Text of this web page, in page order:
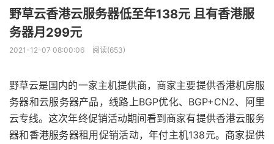
野草云香港云服务器低至年138元 且有香港服
务器月299元
2021-12-07 08:00:06 阅读(653)
野草云是国内的一家主机提供商，商家主要提供香港机房服
务器和云服务器产品，线路上BGP优化、BGP+CN2、阿里
云专线。这次年终促销活动期间看到商家有提供香港云服务
器和香港服务器租用促销活动，年付主机138元。商家提供